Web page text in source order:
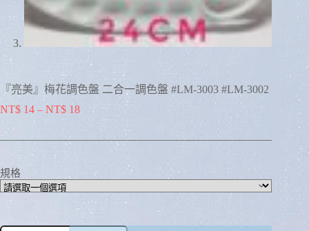
『亮美』梅花調色盤 二合一調色盤 #LM-3003 #LM-3002
NT$ 14 – NT$ 18
規格